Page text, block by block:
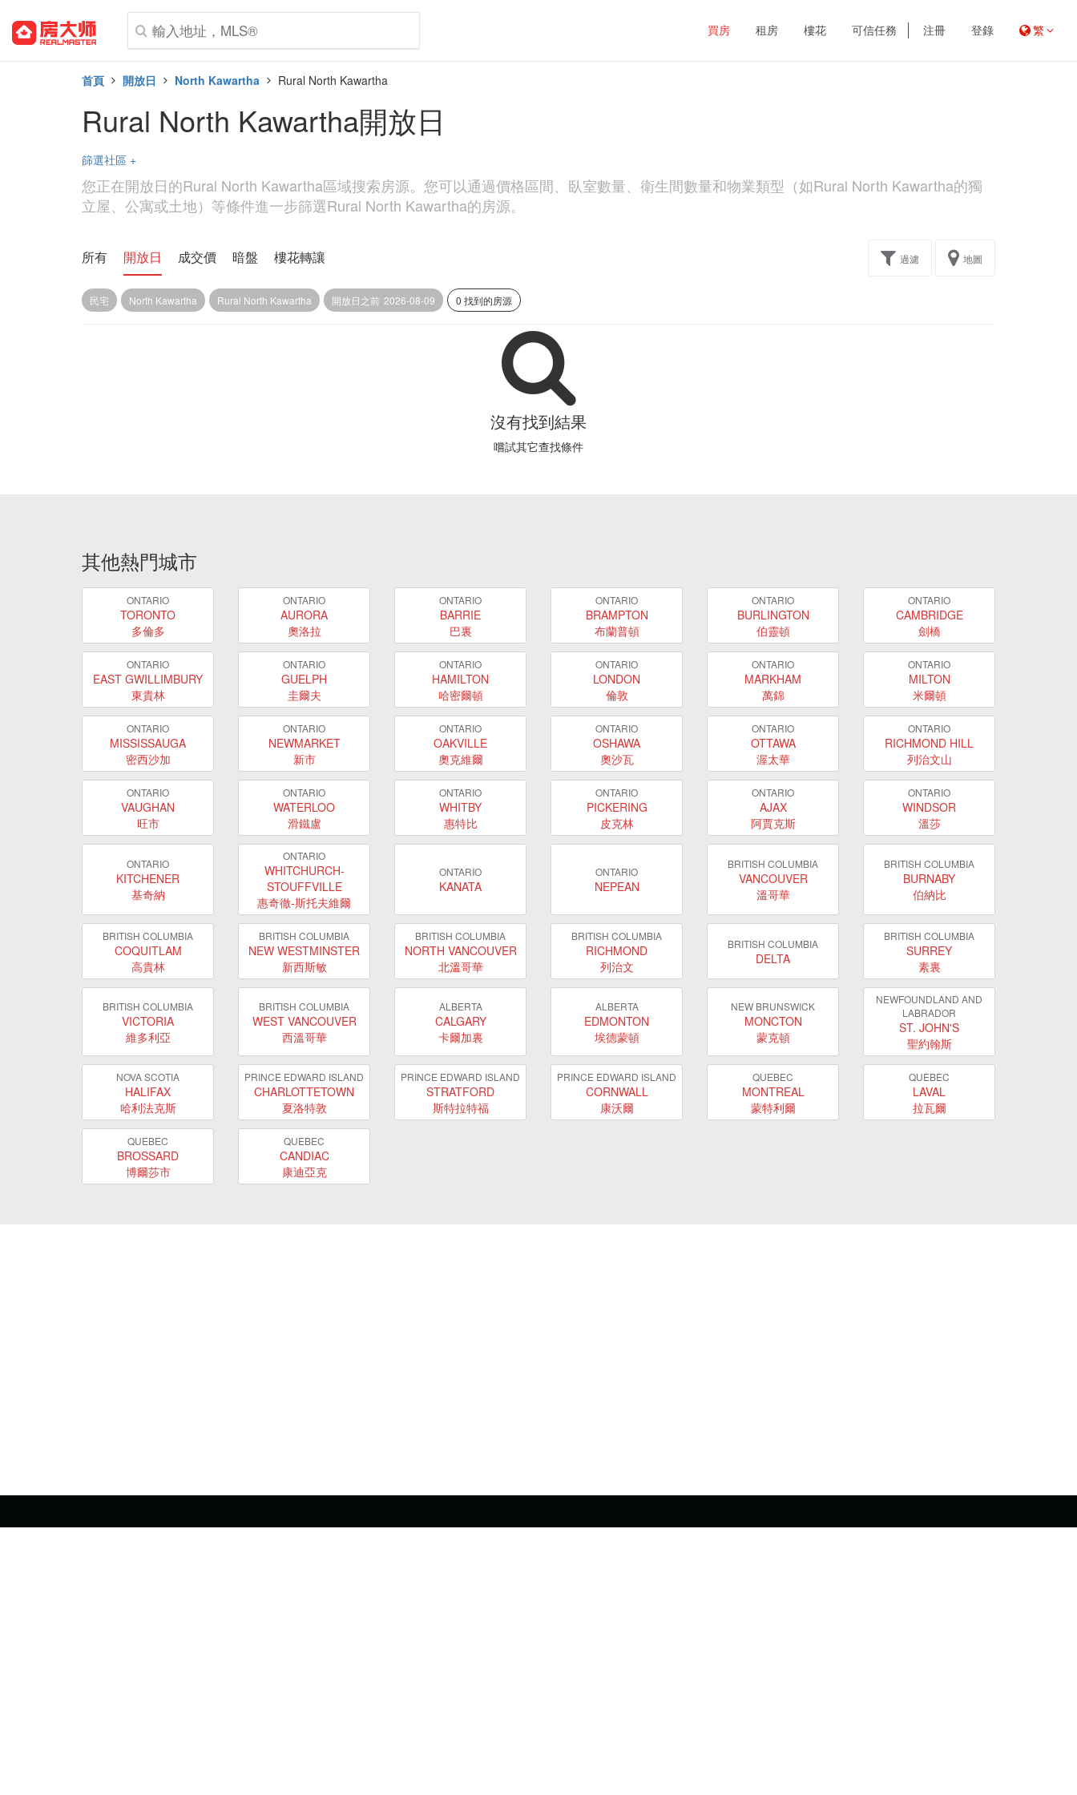
買房 租房 樓花 可信任務 注冊 登錄 繁
首頁 開放日 North Kawartha Rural North Kawartha
Rural North Kawartha開放日
篩選社區 +
您正在開放日的Rural North Kawartha區域搜索房源。您可以通過價格區間、臥室數量、衛生間數量和物業類型（如Rural North Kawartha的獨
立屋、公寓或土地）等條件進一步篩選Rural North Kawartha的房源。
所有 開放日 成交價 暗盤 樓花轉讓 過濾 地圖
民宅 North Kawartha Rural North Kawartha 開放日之前 2026-08-09 0 找到的房源
沒有找到結果
嚐試其它查找條件
其他熱門城市
ONTARIO
TORONTO
多倫多
ONTARIO
AURORA
奧洛拉
ONTARIO
BARRIE
巴裏
ONTARIO
BRAMPTON
布蘭普頓
ONTARIO
BURLINGTON
伯靈頓
ONTARIO
CAMBRIDGE
劍橋
ONTARIO
EAST GWILLIMBURY
東貴林
ONTARIO
GUELPH
圭爾夫
ONTARIO
HAMILTON
哈密爾頓
ONTARIO
LONDON
倫敦
ONTARIO
MARKHAM
萬錦
ONTARIO
MILTON
米爾頓
ONTARIO
MISSISSAUGA
密西沙加
ONTARIO
NEWMARKET
新市
ONTARIO
OAKVILLE
奧克維爾
ONTARIO
OSHAWA
奧沙瓦
ONTARIO
OTTAWA
渥太華
ONTARIO
RICHMOND HILL
列治文山
ONTARIO
VAUGHAN
旺市
ONTARIO
WATERLOO
滑鐵盧
ONTARIO
WHITBY
惠特比
ONTARIO
PICKERING
皮克林
ONTARIO
AJAX
阿賈克斯
ONTARIO
WINDSOR
溫莎
ONTARIO
KITCHENER
基奇納
ONTARIO
WHITCHURCH-
STOUFFVILLE
惠奇徹-斯托夫維爾
ONTARIO
KANATA
ONTARIO
NEPEAN
BRITISH COLUMBIA
VANCOUVER
溫哥華
BRITISH COLUMBIA
BURNABY
伯納比
BRITISH COLUMBIA
COQUITLAM
高貴林
BRITISH COLUMBIA
NEW WESTMINSTER
新西斯敏
BRITISH COLUMBIA
NORTH VANCOUVER
北溫哥華
BRITISH COLUMBIA
RICHMOND
列治文
BRITISH COLUMBIA
DELTA
BRITISH COLUMBIA
SURREY
素裏
BRITISH COLUMBIA
VICTORIA
維多利亞
BRITISH COLUMBIA
WEST VANCOUVER
西溫哥華
ALBERTA
CALGARY
卡爾加裏
ALBERTA
EDMONTON
埃德蒙頓
NEW BRUNSWICK
MONCTON
蒙克頓
NEWFOUNDLAND AND
LABRADOR
ST. JOHN'S
聖約翰斯
NOVA SCOTIA
HALIFAX
哈利法克斯
PRINCE EDWARD ISLAND
CHARLOTTETOWN
夏洛特敦
PRINCE EDWARD ISLAND
STRATFORD
斯特拉特福
PRINCE EDWARD ISLAND
CORNWALL
康沃爾
QUEBEC
MONTREAL
蒙特利爾
QUEBEC
LAVAL
拉瓦爾
QUEBEC
BROSSARD
博爾莎市
QUEBEC
CANDIAC
康迪亞克